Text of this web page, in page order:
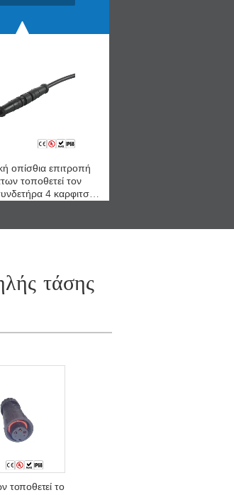
οπίσθια επιτροπή
τοποθετεί τον
4 καρφιτσών
τάσης
τοποθετεί το